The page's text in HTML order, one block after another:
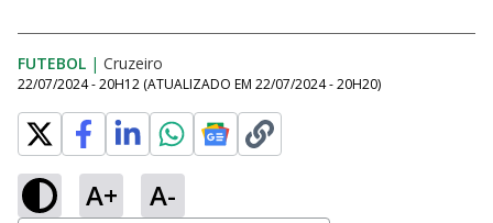
FUTEBOL | Cruzeiro
22/07/2024 - 20H12 (ATUALIZADO EM 22/07/2024 - 20H20)
A+ A-